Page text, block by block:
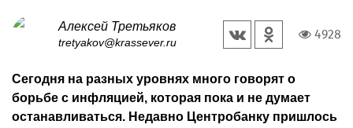
Алексей Третьяков
tretyakov@krassever.ru
4928
Сегодня на разных уровнях много говорят о
борьбе с инфляцией, которая пока и не думает
останавливаться. Недавно Центробанку пришлось